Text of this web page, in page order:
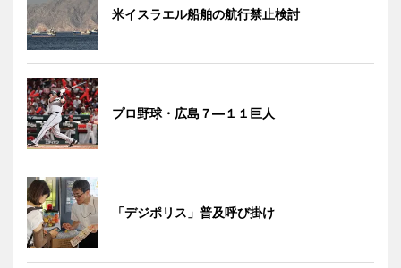
米イスラエル船舶の航行禁止検討
プロ野球・広島７―１１巨人
「デジポリス」普及呼び掛け